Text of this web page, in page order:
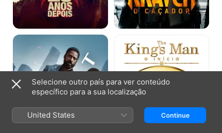
Tenet
King's
Man:
Início
Selecione outro país para ver conteúdo
específico para a sua localização
United States Continue